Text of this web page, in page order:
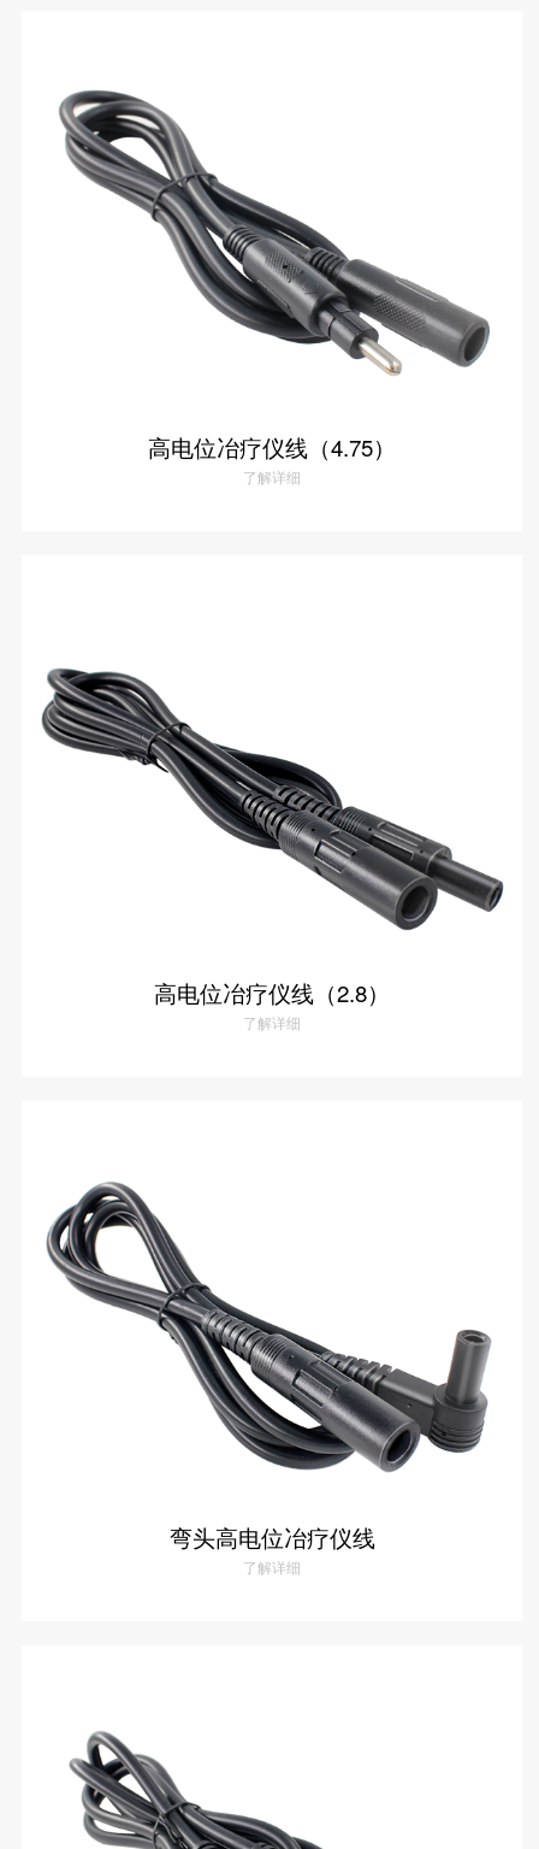
了解详情
高电位冶疗仪线（4.75）
了解详细
了解详情
高电位冶疗仪线（2.8）
了解详细
高电位冶疗仪线（2.8）
弯头高电位冶疗仪线
了解详细
了解详情